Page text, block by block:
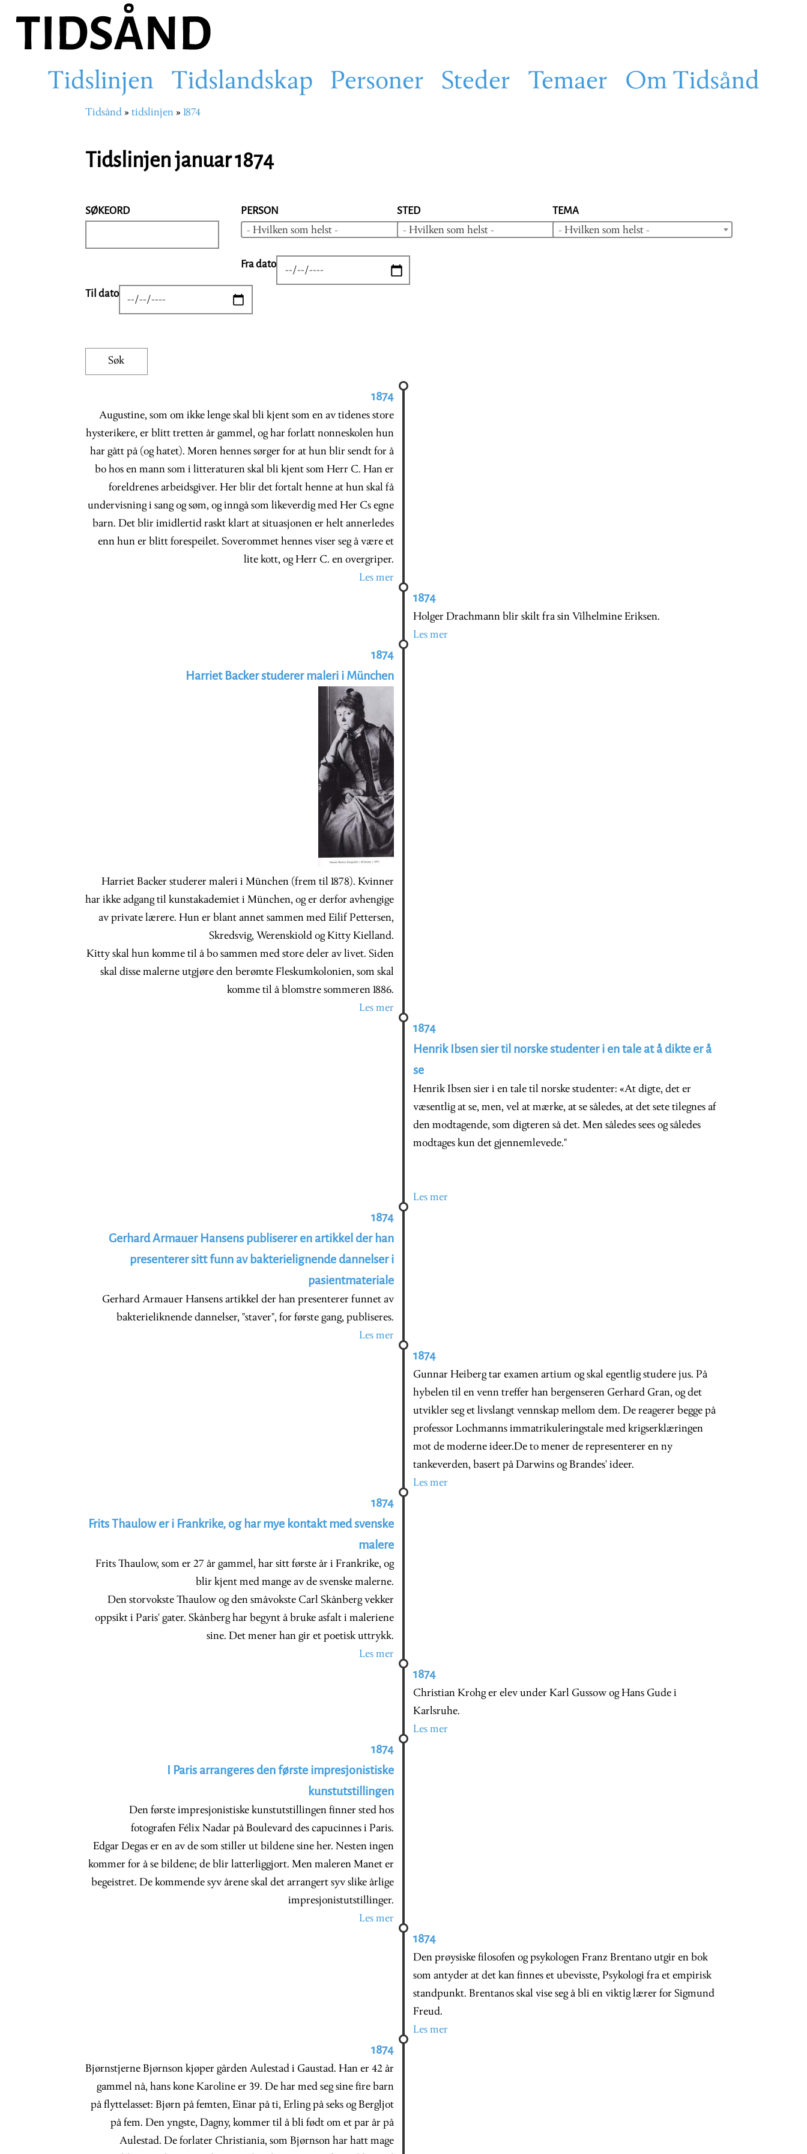
hovedinnhold
Main
navigation
Tidslinjen Tidslandskap Personer Steder Temaer Om Tidsånd
Navigasjonssti
Tidsånd tidslinjen 1874
Tidslinjen januar 1874
SØKEORD
PERSON
- Hvilken som helst -
STED
- Hvilken som helst -
TEMA
- Hvilken som helst -
Fra dato DATE
Til dato DATE
1874
Augustine, som om ikke lenge skal bli kjent som en av tidenes store
hysterikere, er blitt tretten år gammel, og har forlatt nonneskolen hun
har gått på (og hatet). Moren hennes sørger for at hun blir sendt for å
bo hos en mann som i litteraturen skal bli kjent som Herr C. Han er
foreldrenes arbeidsgiver. Her blir det fortalt henne at hun skal få
undervisning i sang og søm, og inngå som likeverdig med Her Cs egne
barn. Det blir imidlertid raskt klart at situasjonen er helt annerledes
enn hun er blitt forespeilet. Soverommet hennes viser seg å være et
lite kott, og Herr C. en overgriper.
Les mer
1874
Holger Drachmann blir skilt fra sin Vilhelmine Eriksen.
Les mer
1874
Harriet Backer studerer maleri i München
Harriet Backer studerer maleri i München (frem til 1878). Kvinner
har ikke adgang til kunstakademiet i München, og er derfor avhengige
av private lærere. Hun er blant annet sammen med Eilif Pettersen,
Skredsvig, Werenskiold og Kitty Kielland.
Kitty skal hun komme til å bo sammen med store deler av livet. Siden
skal disse malerne utgjøre den berømte Fleskumkolonien, som skal
komme til å blomstre sommeren 1886.
Les mer
1874
Henrik Ibsen sier til norske studenter i en tale at å dikte er å
se
Henrik Ibsen sier i en tale til norske studenter: «At digte, det er
væsentlig at se, men, vel at mærke, at se således, at det sete tilegnes af
den modtagende, som digteren så det. Men således sees og således
modtages kun det gjennemlevede."
Les mer
1874
Gerhard Armauer Hansens publiserer en artikkel der han
presenterer sitt funn av bakterielignende dannelser i
pasientmateriale
Gerhard Armauer Hansens artikkel der han presenterer funnet av
bakterieliknende dannelser, "staver", for første gang, publiseres.
Les mer
1874
Gunnar Heiberg tar examen artium og skal egentlig studere jus. På
hybelen til en venn treffer han bergenseren Gerhard Gran, og det
utvikler seg et livslangt vennskap mellom dem. De reagerer begge på
professor Lochmanns immatrikuleringstale med krigserklæringen
mot de moderne ideer.De to mener de representerer en ny
tankeverden, basert på Darwins og Brandes' ideer.
Les mer
1874
Frits Thaulow er i Frankrike, og har mye kontakt med svenske
malere
Frits Thaulow, som er 27 år gammel, har sitt første år i Frankrike, og
blir kjent med mange av de svenske malerne.
Den storvokste Thaulow og den småvokste Carl Skånberg vekker
oppsikt i Paris' gater. Skånberg har begynt å bruke asfalt i maleriene
sine. Det mener han gir et poetisk uttrykk.
Les mer
1874
Christian Krohg er elev under Karl Gussow og Hans Gude i
Karlsruhe.
Les mer
1874
I Paris arrangeres den første impresjonistiske
kunstutstillingen
Den første impresjonistiske kunstutstillingen finner sted hos
fotografen Félix Nadar på Boulevard des capucinnes i Paris.
Edgar Degas er en av de som stiller ut bildene sine her. Nesten ingen
kommer for å se bildene; de blir latterliggjort. Men maleren Manet er
begeistret. De kommende syv årene skal det arrangert syv slike årlige
impresjonistutstillinger.
Les mer
1874
Den prøysiske filosofen og psykologen Franz Brentano utgir en bok
som antyder at det kan finnes et ubevisste, Psykologi fra et empirisk
standpunkt. Brentanos skal vise seg å bli en viktig lærer for Sigmund
Freud.
Les mer
1874
Bjørnstjerne Bjørnson kjøper gården Aulestad i Gaustad. Han er 42 år
gammel nå, hans kone Karoline er 39. De har med seg sine fire barn
på flyttelasset: Bjørn på femten, Einar på ti, Erling på seks og Bergljot
på fem. Den yngste, Dagny, kommer til å bli født om et par år på
Aulestad. De forlater Christiania, som Bjørnson har hatt mage